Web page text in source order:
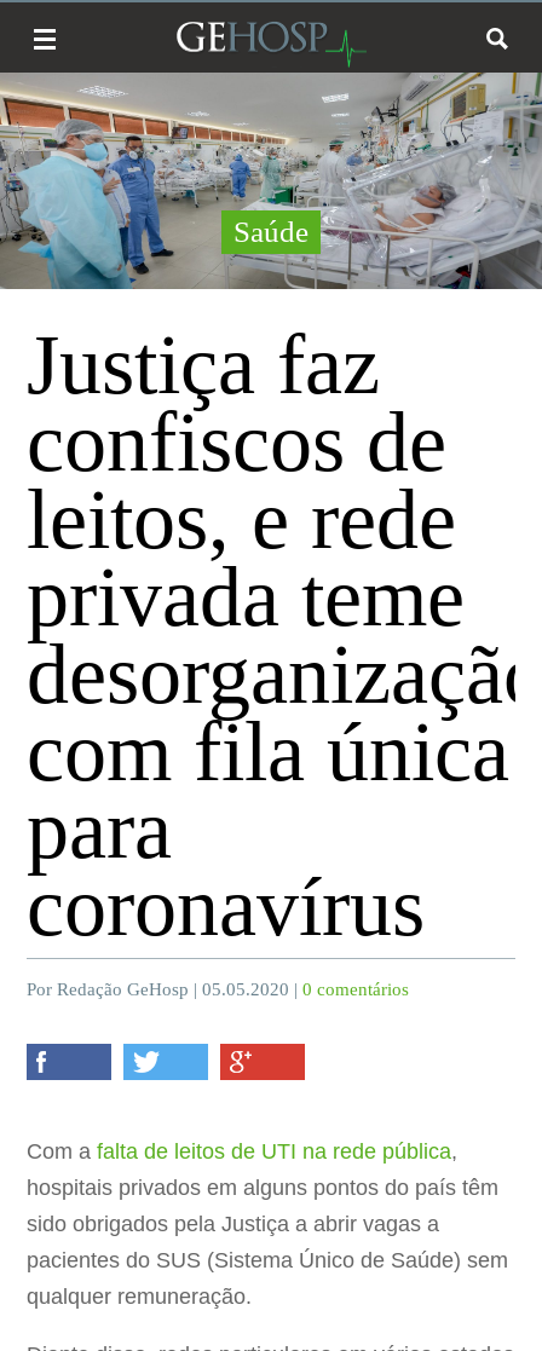
Saúde
Justiça faz
confiscos de
leitos, e rede
privada teme
com fila única
para
coronavírus
Por Redação GeHosp | 05.05.2020 |0 comentários
Com afalta de leitos de UTI na rede pública,
hospitais privados em alguns pontos do país têm
sido obrigados pela Justiça a abrir vagas a
pacientes do SUS (Sistema Único de Saúde) sem
qualquer remuneração.